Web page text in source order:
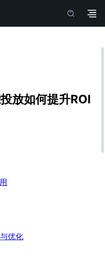
放如何提升ROI
优化